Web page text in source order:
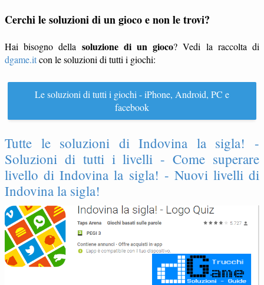
Cerchi le soluzioni di un gioco e non le trovi?
Hai bisogno della soluzione di un gioco? Vedi la raccolta di
dgame.itcon le soluzioni di tutti i giochi:
Le soluzioni di tutti i giochi - iPhone, Android, PC e
facebook
Tutte le soluzioni di Indovina la sigla! -
Soluzioni di tutti i livelli - Come superare
livello di Indovina la sigla! - Nuovi livelli di
Indovina la sigla!